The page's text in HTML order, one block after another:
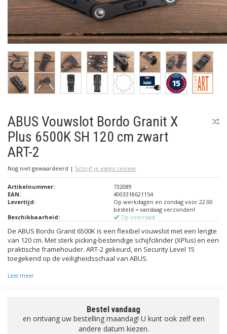
ABUS Vouwslot Bordo Granit X
Plus 6500K SH 120 cm zwart
ART-2
Nog niet gewaardeerd | Schrijf je eigen review
Artikelnummer:
732089
EAN:
4003318621154
Levertijd:
Op werkdagen en zondag voor 22:00
besteld = vandaag verzonden!
Beschikbaarheid:
Op voorraad
De ABUS Bordo Granit 6500K is een flexibel vouwslot met een lengte
van 120 cm. Met sterk picking-bestendige schijfcilinder (XPlus) en een
praktische framehouder. ART-2 gekeurd, en Security Level 15
toegekend op de veiligheidsschaal van ABUS.
Lees meer
Bestel vandaag
en ontvang uw bestelling maandag! U kunt ook zelf een
andere datum kiezen.